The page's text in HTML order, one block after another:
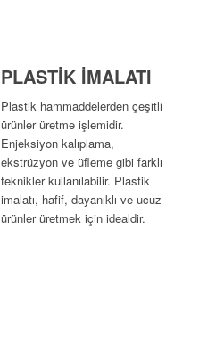
PLASTİK İMALATI
Plastik hammaddelerden çeşitli
ürünler üretme işlemidir.
Enjeksiyon kalıplama,
ekstrüzyon ve üfleme gibi farklı
teknikler kullanılabilir. Plastik
imalatı, hafif, dayanıklı ve ucuz
ürünler üretmek için idealdir.